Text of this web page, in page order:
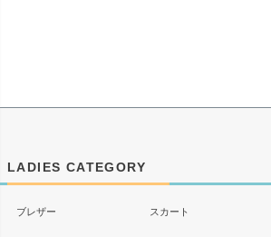
LADIES CATEGORY
ブレザー スカート